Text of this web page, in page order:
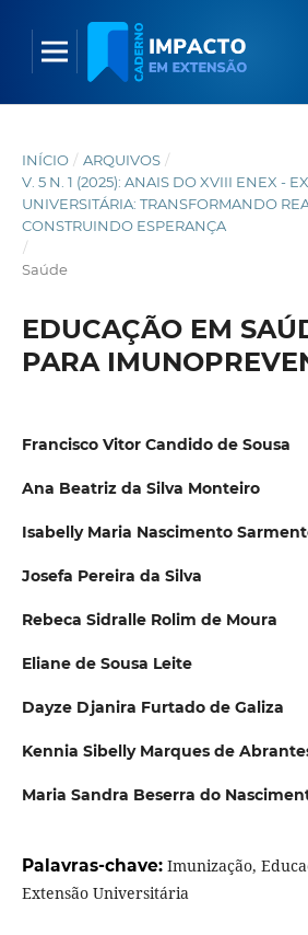
INÍCIO / ARQUIVOS /
V. 5 N. 1 (2025): ANAIS DO XVIII ENEX -
UNIVERSITÁRIA: TRANSFORMANDO
CONSTRUINDO ESPERANÇA
/
Saúde
EDUCAÇÃO EM
PARA
Francisco Vitor Candido de Sousa
Ana Beatriz da Silva Monteiro
Isabelly Maria Nascimento
Josefa Pereira da Silva
Rebeca Sidralle Rolim de Moura
Eliane de Sousa Leite
Dayze Djanira Furtado de Galiza
Kennia Sibelly Marques de
Maria Sandra Beserra do
Palavras-chave: Imunização,
Extensão Universitária